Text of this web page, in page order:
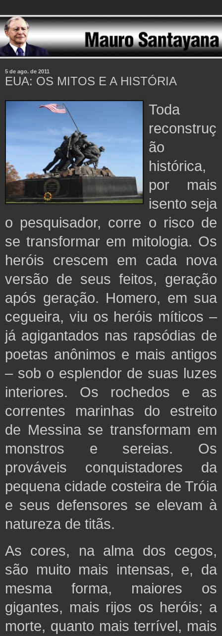
5 de ago. de 2011
EUA: OS MITOS E A HISTÓRIA
Toda
reconstruç
ão
histórica,
por mais
isento seja
o pesquisador, corre o risco de
se transformar em mitologia. Os
heróis crescem em cada nova
versão de seus feitos, geração
após geração. Homero, em sua
cegueira, viu os heróis míticos –
já agigantados nas rapsódias de
poetas anônimos e mais antigos
– sob o esplendor de suas luzes
interiores. Os rochedos e as
correntes marinhas do estreito
de Messina se transformam em
monstros e sereias. Os
prováveis conquistadores da
pequena cidade costeira de Tróia
e seus defensores se elevam à
natureza de titãs.
As cores, na alma dos cegos,
são muito mais intensas, e, da
mesma forma, maiores os
gigantes, mais rijos os heróis; a
morte, quanto mais terrível, mais